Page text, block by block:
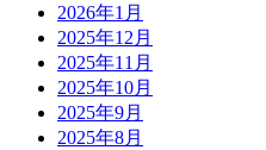
2026年1月
2025年12月
2025年11月
2025年10月
2025年9月
2025年8月